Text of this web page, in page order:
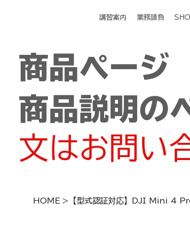
講習案内 業務請負
商品ページ
商品説明の
文はお問い
HOME > 【型式認証対応】DJI Mini 4